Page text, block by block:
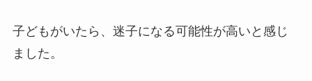
子どもがいたら、迷子になる可能性が高いと感じ
ました。